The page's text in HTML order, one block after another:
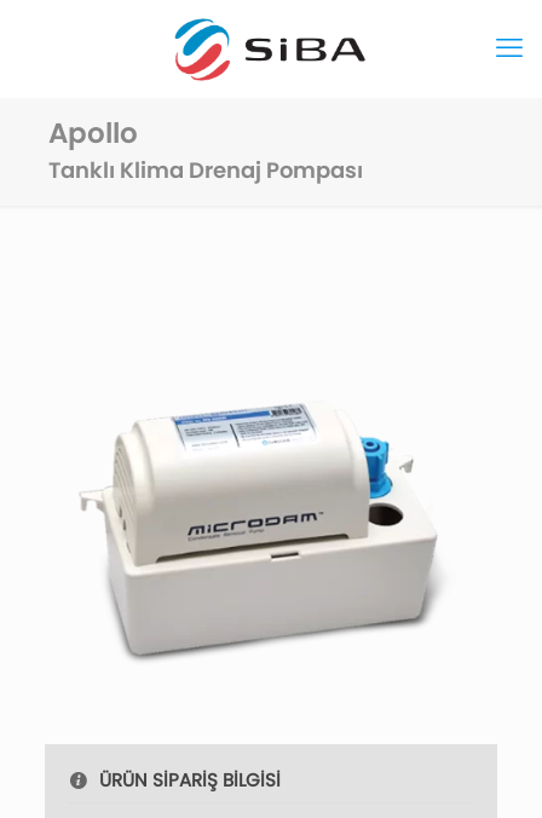
Apollo
Tanklı Klima Drenaj Pompası
ÜRÜN SİPARİŞ BİLGİSİ